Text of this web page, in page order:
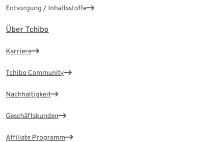
Entsorgung / Inhaltsstoffe
Über Tchibo
Karriere
Tchibo Community
Nachhaltigkeit
Geschäftskunden
Affiliate Programm